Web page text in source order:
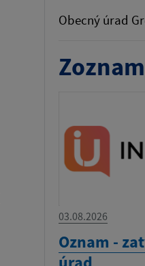
Obecný úrad
03.08.2026
Oznam -